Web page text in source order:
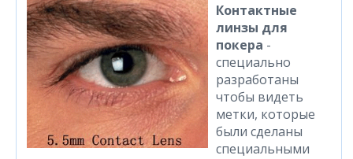
Контактные
линзы для
покера -
специально
разработаны
чтобы видеть
метки, которые
были сделаны
специальными